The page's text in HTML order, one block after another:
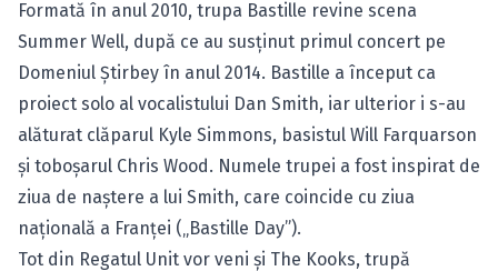
Formată în anul 2010, trupa Bastille revine scena
Summer Well, după ce au susţinut primul concert pe
Domeniul Ştirbey în anul 2014. Bastille a început ca
proiect solo al vocalistului Dan Smith, iar ulterior i s-au
alăturat clăparul Kyle Simmons, basistul Will Farquarson
şi toboşarul Chris Wood. Numele trupei a fost inspirat de
ziua de naştere a lui Smith, care coincide cu ziua
naţională a Franţei („Bastille Day”).
Tot din Regatul Unit vor veni și The Kooks, trupă